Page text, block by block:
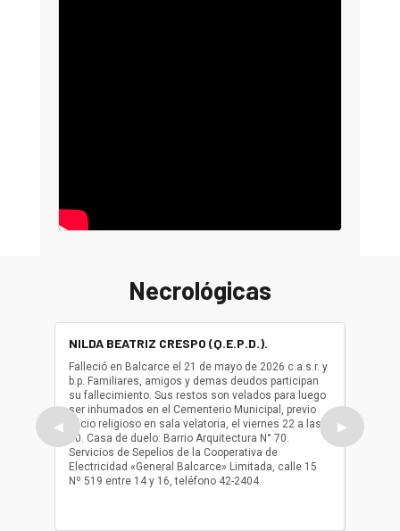
Necrológicas
◀
NILDA BEATRIZ CRESPO (Q.E.P.D.).
Falleció en Balcarce el 21 de mayo de 2026 c.a.s.r. y
b.p. Familiares, amigos y demas deudos participan
su fallecimiento. Sus restos son velados para luego
ser inhumados en el Cementerio Municipal, previo
oficio religioso en sala velatoria, el viernes 22 a las
10. Casa de duelo: Barrio Arquitectura N° 70.
Servicios de Sepelios de la Cooperativa de
Electricidad «General Balcarce» Limitada, calle 15
Nº 519 entre 14 y 16, teléfono 42-2404.
ser
oficio
▶